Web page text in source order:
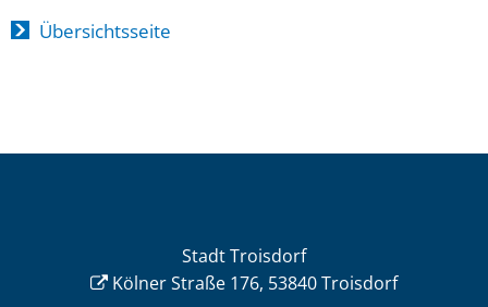
Übersichtsseite
Stadt Troisdorf
Kölner Straße 176, 53840 Troisdorf